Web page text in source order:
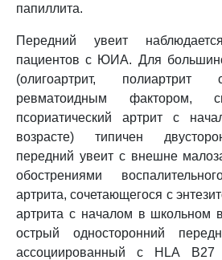
папиллита.
Передний увеит
пациентов с ЮИА. Для
(олигоартрит, полиартрит
ревматоидным фактором,
псориатический артрит с
возрасте) типичен
передний увеит с внешне
обострениями
артрита, сочетающегося с
артрита с началом в школьном
острый односторонний
ассоциированный с HLA